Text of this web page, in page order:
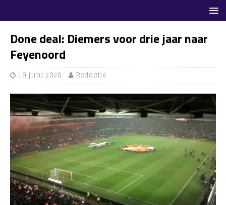
Done deal: Diemers voor drie jaar naar
Feyenoord
19 juni 2020 Redactie